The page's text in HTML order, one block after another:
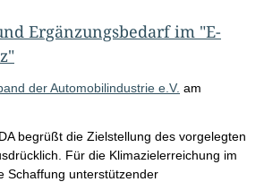
Ergänzungsbedarf im "E-
der Automobilindustrie e.V. am
begrüßt die Zielstellung des vorgelegten
Für die Klimazielerreichung im
Schaffung unterstützender